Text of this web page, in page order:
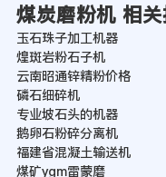
煤炭磨粉机 相
玉石珠子加工机器
煌斑岩粉石子机
云南昭通锌精粉价格
磷石细碎机
专业坡石头的机器
鹅卵石粉碎分离机
福建省混凝土输送机
煤矿ygm雷蒙磨